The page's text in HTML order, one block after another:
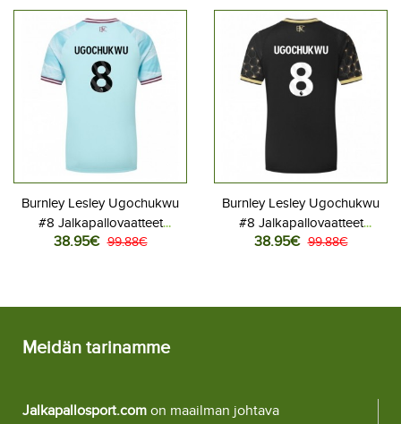
housut)
Burnley Lesley Ugochukwu
#8 Jalkapallovaatteet
Vieraspaita 2025-26
38.95€ 99.88€
Burnley Lesley Ugochukwu
#8 Jalkapallovaatteet
Kolmaspaita 2025-26
38.95€ 99.88€
Meidän tarinamme
Jalkapallosport.com on maailman johtava